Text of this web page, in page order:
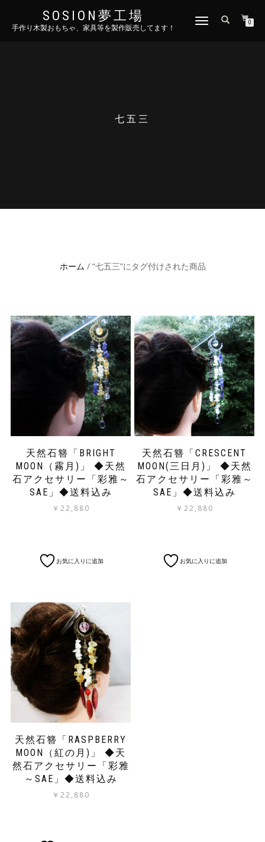
SOSION夢工場
手作り木製おもちゃ、家具等を製作販売してます！
ナ
0
七五三
ホーム / “七五三”にタグ付けされた商品
天然石簪「BRIGHT
MOON（霧月)」 ◆天然
石アクセサリー「彩雅～
SAE」◆送料込み
￥ 22,880
お気に入りに追加
天然石簪「CRESCENT
MOON(三日月)」 ◆天然
石アクセサリー「彩雅～
SAE」◆送料込み
￥ 22,880
お気に入りに追加
天然石簪「RASPBERRY
MOON（紅の月)」 ◆天
然石アクセサリー「彩雅
～SAE」◆送料込み
￥ 22,880